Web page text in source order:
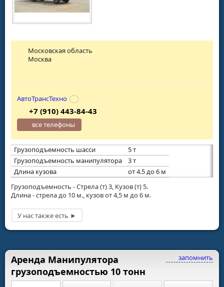
Грузоподъемность шасси
5 т
Грузоподъемность манипулятора
3 т
Длина кузова
от 4.5 до 6 м
Грузоподъемность - Стрела (т) 3, Кузов (т) 5.
Длина - стрела до 10 м., кузов от 4,5 м до 6 м.
Московская область
Москва
АвтоТрансТехно
+7 (910) 443-84-43
все телефоны
запомнить
Аренда Манипулятора
грузоподъемностью 10 тонн